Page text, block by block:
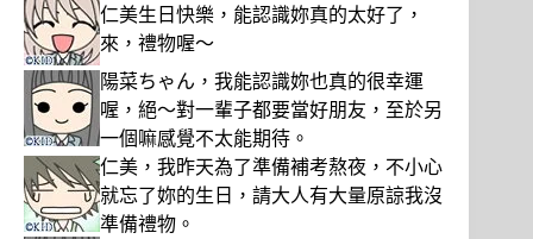
仁美生日快樂，能認識妳真的太好了，
來，禮物喔～
陽菜ちゃん，我能認識妳也真的很幸運
喔，絕～對一輩子都要當好朋友，至於另
一個嘛感覺不太能期待。
仁美，我昨天為了準備補考熬夜，不小心
就忘了妳的生日，請大人有大量原諒我沒
準備禮物。